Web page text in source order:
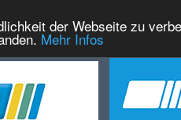
der Webseite zu
Mehr Infos